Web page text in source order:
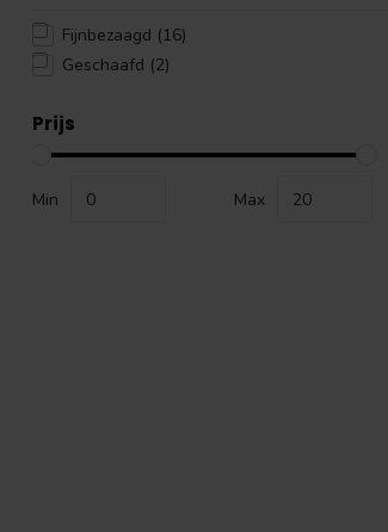
Fijnbezaagd (16)
Geschaafd (2)
Prijs
Min Max